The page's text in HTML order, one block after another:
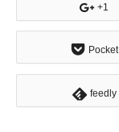
+1
Pocket
feedly